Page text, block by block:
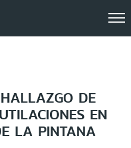
DE
EN
LA PINTANA